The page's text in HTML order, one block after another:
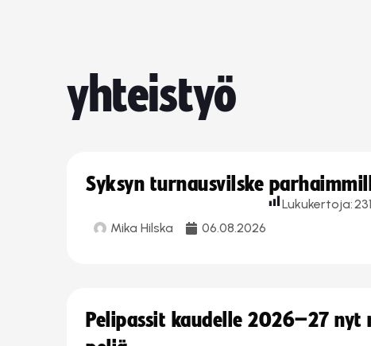
yhteistyö
Syksyn turnausvilske
Mika Hilska 06.08.2026
Lukukertoja:231
Pelipassit kaudelle 2026–27